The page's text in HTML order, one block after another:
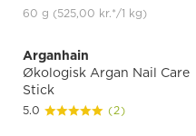
60 g (525,00 kr.*/1 kg)
Arganhain
Økologisk Argan Nail Care
Stick
5.0 (2)